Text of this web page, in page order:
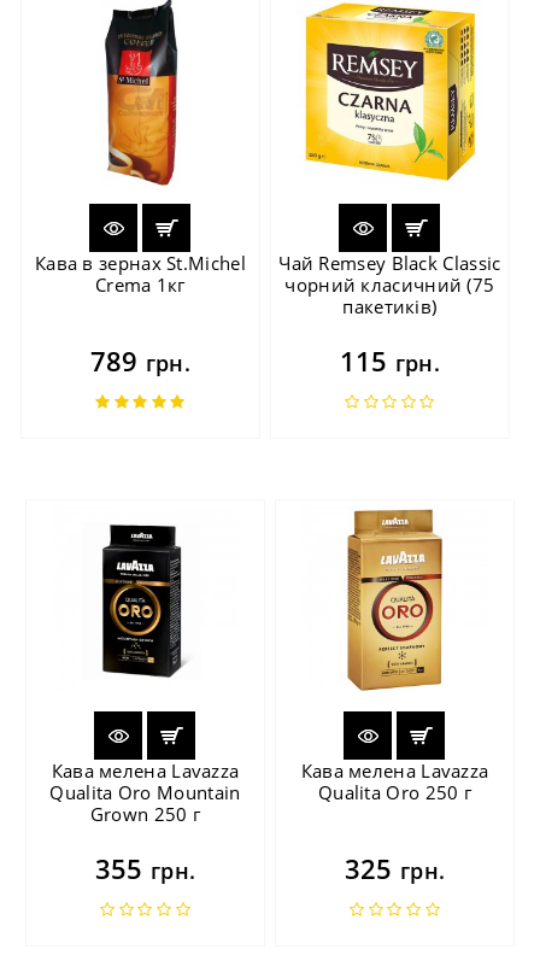
Кава в зернах St.Michel
Crema 1кг
789 грн.
Чай Remsey Black Classic
чорний класичний (75
пакетиків)
115 грн.
Кава мелена Lavazza
Qualita Oro Mountain
Grown 250 г
355 грн.
Кава мелена Lavazza
Qualita Oro 250 г
325 грн.